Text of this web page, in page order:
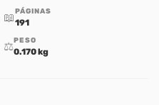
📖PÁGINAS
191
⚖️PESO
0.170 kg